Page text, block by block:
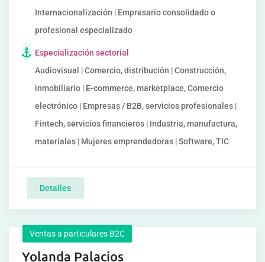
Internacionalización | Empresario consolidado o
profesional especializado
Especialización sectorial
Audiovisual | Comercio, distribución | Construcción,
inmobiliario | E-commerce, marketplace, Comercio
electrónico | Empresas / B2B, servicios profesionales |
Fintech, servicios financieros | Industria, manufactura,
materiales | Mujeres emprendedoras | Software, TIC
Detalles
Ventas a particulares B2C
Yolanda Palacios